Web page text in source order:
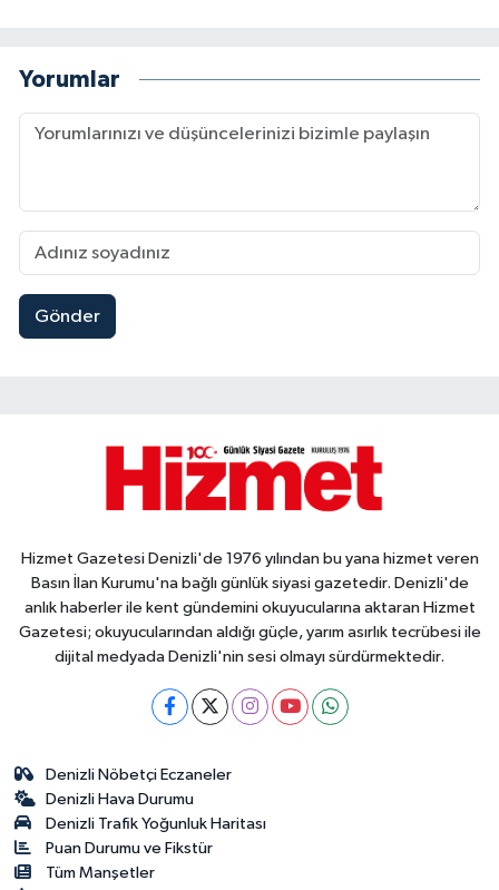
Yorumlar
Gönder
Hizmet Gazetesi Denizli'de 1976 yılından bu yana hizmet veren
Basın İlan Kurumu'na bağlı günlük siyasi gazetedir. Denizli'de
anlık haberler ile kent gündemini okuyucularına aktaran Hizmet
Gazetesi; okuyucularından aldığı güçle, yarım asırlık tecrübesi ile
dijital medyada Denizli'nin sesi olmayı sürdürmektedir.
Denizli Nöbetçi Eczaneler
Denizli Hava Durumu
Denizli Trafik Yoğunluk Haritası
Puan Durumu ve Fikstür
Tüm Manşetler